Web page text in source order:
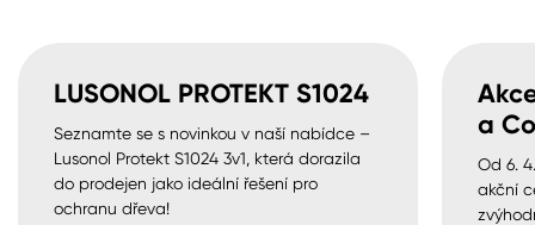
LUSONOL PROTEKT S1024
Seznamte se s novinkou v naší nabídce –
Lusonol Protekt S1024 3v1, která dorazila
do prodejen jako ideální řešení pro
ochranu dřeva!
a
Od 6.
akční